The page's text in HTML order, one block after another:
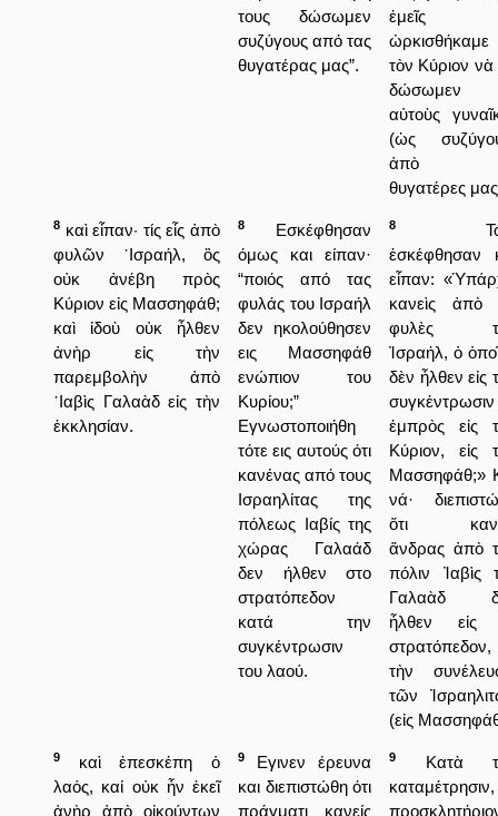
τους δώσωμεν
συζύγους από τας
θυγατέρας μας”.
ἐμεῖς
ὠρκισθήκαμε
τὸν Κύριον
δώσωμεν
αὐτοὺς
(ὡς
ἀπὸ
θυγατέρες
8 καὶ εἶπαν· τίς εἷς ἀπὸ
φυλῶν ᾿Ισραήλ, ὃς
οὐκ ἀνέβη πρὸς
Κύριον εἰς Μασσηφάθ;
καὶ ἰδοὺ οὐκ ἦλθεν
ἀνὴρ εἰς τὴν
παρεμβολὴν ἀπὸ
᾿Ιαβὶς Γαλαὰδ εἰς τὴν
ἐκκλησίαν.
8
Εσκέφθησαν
όμως και είπαν·
“ποιός από τας
φυλάς του Ισραήλ
δεν ηκολούθησεν
εις Μασσηφάθ
ενώπιον του
Κυρίου;”
Εγνωστοποιήθη
τότε εις αυτούς ότι
κανένας από τους
Ισραηλίτας της
πόλεως Ιαβίς της
χώρας Γαλαάδ
δεν ήλθεν στο
στρατόπεδον
κατά την
συγκέντρωσιν
του λαού.
8
ἐσκέφθησαν
εἶπαν:
κανεὶς ἀπὸ
φυλὲς
Ἰσραήλ, ὁ
δὲν ἦλθεν εἰς
συγκέντρωσιν
ἐμπρὸς εἰς
Κύριον, εἰς
Μασσηφάθ;»
νά·
ὅτι
ἄνδρας ἀπὸ
πόλιν Ἰαβὶς
Γαλαὰδ
ἦλθεν εἰς
στρατόπεδον,
τὴν
τῶν
(εἰς
9
καὶ ἐπεσκέπη ὁ
λαός, καί οὐκ ἦν ἐκεῖ
ἀνὴρ ἀπὸ οἰκούντων
9
Εγινεν έρευνα
και διεπιστώθη ότι
πράγματι κανείς
9
Κατὰ